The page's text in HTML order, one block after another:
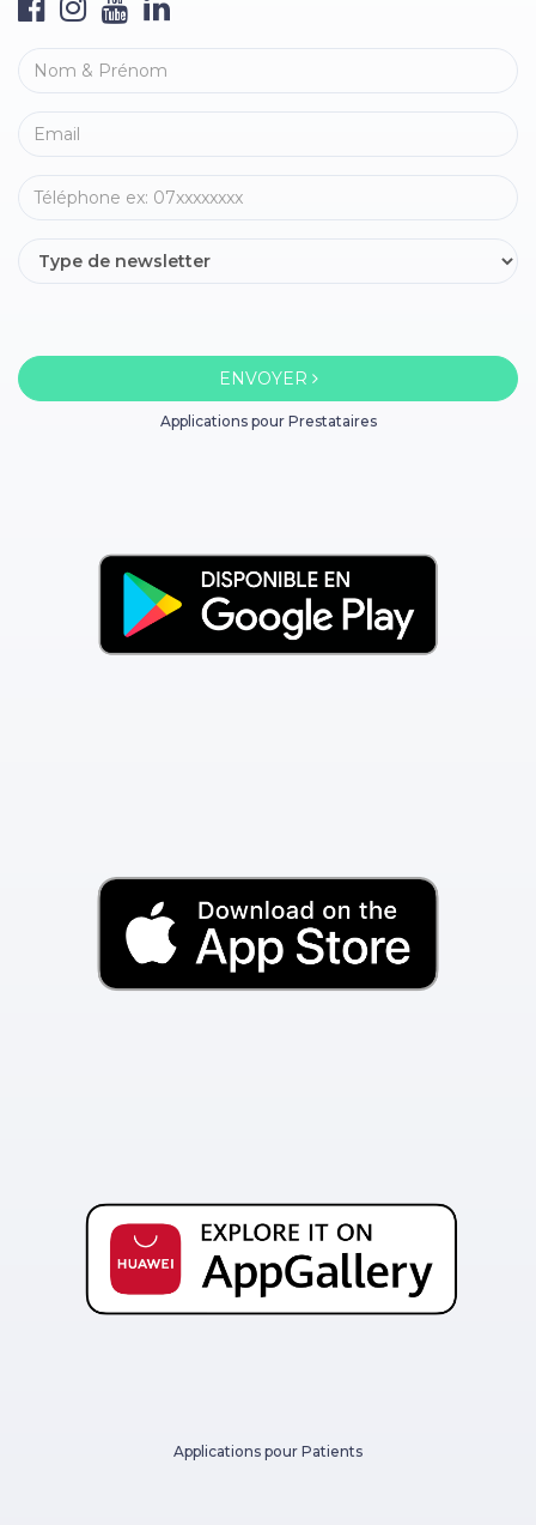
ENVOYER
Applications pour Prestataires
Applications pour Patients